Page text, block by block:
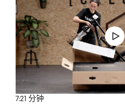
7:21 分钟